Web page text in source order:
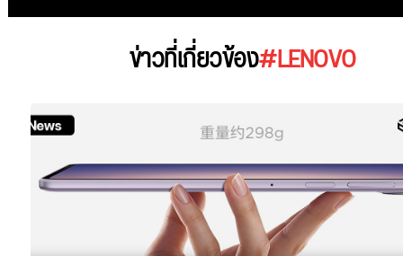
ข่าวที่เกี่ยวข้อง#LENOVO